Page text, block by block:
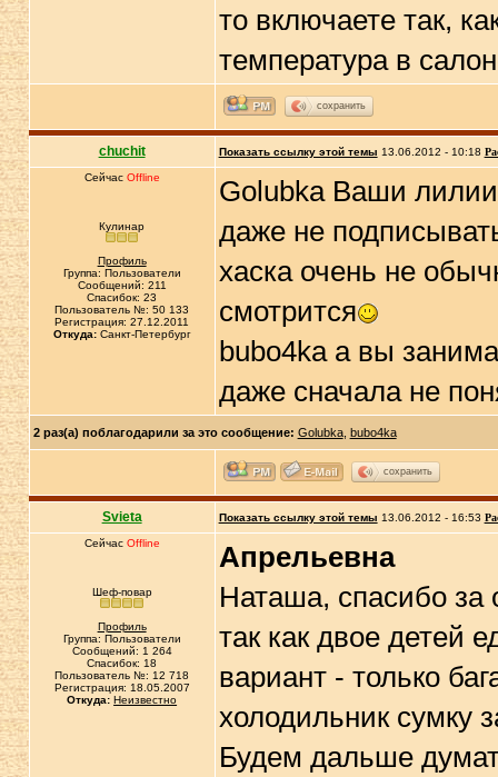
то включаете так,
температура в
сохранить
chuchit Показать ссылку этой темы 13.06.2012 - 10:18
Сейчас Offline
Кулинар
Профиль
Группа: Пользователи
Сообщений: 211
Спасибок: 23
Пользователь №: 50 133
Регистрация: 27.12.2011
Откуда:Санкт-Петербург
Golubka Ваши лилии
даже не
хаска очень не
смотрится
bubo4ka а вы
даже сначала не
2 раз(а) поблагодарили за это сообщение: Golubka, bubo4ka
сохранить
Svieta Показать ссылку этой темы 13.06.2012 - 16:53
Сейчас Offline
Шеф-повар
Профиль
Группа: Пользователи
Сообщений: 1 264
Спасибок: 18
Пользователь №: 12 718
Регистрация: 18.05.2007
Откуда: Неизвестно
Апрельевна
Наташа, спасибо за
так как двое детей
вариант - только
холодильник сумку
Будем дальше